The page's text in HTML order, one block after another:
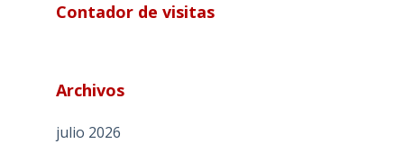
Contador de visitas
Archivos
julio 2026